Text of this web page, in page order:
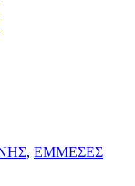
, ΕΜΜΕΣΕΣ